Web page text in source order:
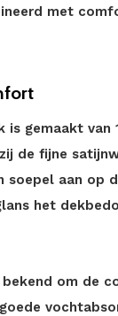
met
is gemaakt van
de fijne
aan op
het
om de